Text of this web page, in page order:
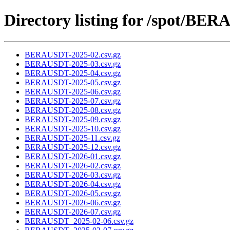
Directory listing for /spot/
BERAUSDT-2025-02.csv.gz
BERAUSDT-2025-03.csv.gz
BERAUSDT-2025-04.csv.gz
BERAUSDT-2025-05.csv.gz
BERAUSDT-2025-06.csv.gz
BERAUSDT-2025-07.csv.gz
BERAUSDT-2025-08.csv.gz
BERAUSDT-2025-09.csv.gz
BERAUSDT-2025-10.csv.gz
BERAUSDT-2025-11.csv.gz
BERAUSDT-2025-12.csv.gz
BERAUSDT-2026-01.csv.gz
BERAUSDT-2026-02.csv.gz
BERAUSDT-2026-03.csv.gz
BERAUSDT-2026-04.csv.gz
BERAUSDT-2026-05.csv.gz
BERAUSDT-2026-06.csv.gz
BERAUSDT-2026-07.csv.gz
BERAUSDT_2025-02-06.csv.gz